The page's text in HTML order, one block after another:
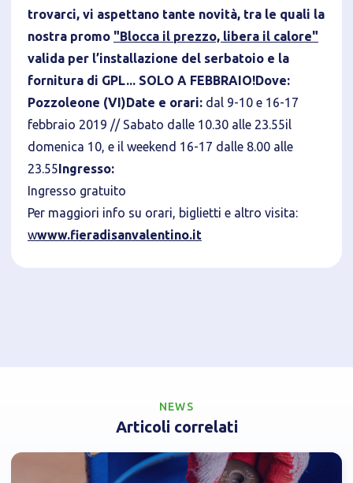
trovarci, vi aspettano tante novità, tra le quali la
nostra promo "Blocca il prezzo, libera il calore"
valida per l’installazione del serbatoio e la
fornitura di GPL... SOLO A FEBBRAIO!Dove:
Pozzoleone (VI)Date e orari: dal 9-10 e 16-17
febbraio 2019 // Sabato dalle 10.30 alle 23.55il
domenica 10, e il weekend 16-17 dalle 8.00 alle
23.55Ingresso:
Ingresso gratuito
Per maggiori info su orari, biglietti e altro visita:
wwww.fieradisanvalentino.it
NEWS
Articoli correlati
Privacy Policy
Tecnici
Accetto l'utilizzo di cookie tecnici (obbligatori per
proseguire la navigazione del sito)
Accetto l'utilizzo di cookie analitici di terze parti